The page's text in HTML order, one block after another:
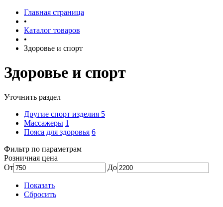
Главная страница
•
Каталог товаров
•
Здоровье и спорт
Здоровье и спорт
Уточнить раздел
Другие спорт изделия 5
Массажеры 1
Пояса для здоровья 6
Фильтр по параметрам
Розничная цена
От
До
Показать
Сбросить